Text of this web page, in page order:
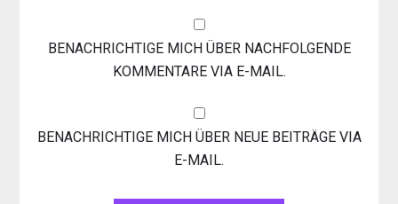
BENACHRICHTIGE MICH ÜBER NACHFOLGENDE
KOMMENTARE VIA E-MAIL.
BENACHRICHTIGE MICH ÜBER NEUE BEITRÄGE VIA
E-MAIL.